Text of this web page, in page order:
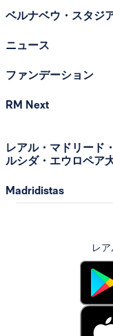
ベルナベウ・スタジ
ニュース
ファンデーション
RM Next
レアル・マドリード
ルシダ・エウロペア
Madridistas
レ